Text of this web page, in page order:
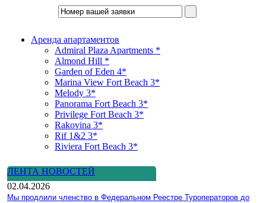
Аренда апартаментов
Admiral Plaza Apartments *
Almond Hill *
Garden of Eden 4*
Marina View Fort Beach 3*
Melody 3*
Panorama Fort Beach 3*
Privilege Fort Beach 3*
Rakovina 3*
Rif 1&2 3*
Riviera Fort Beach 3*
ЛЕНТА НОВОСТЕЙ
02.04.2026
Мы продлили членство в Федеральном Реестре Туроператоров до